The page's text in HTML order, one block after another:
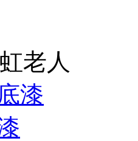
老人
漆